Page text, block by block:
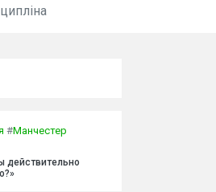
#Манчестер
действительно